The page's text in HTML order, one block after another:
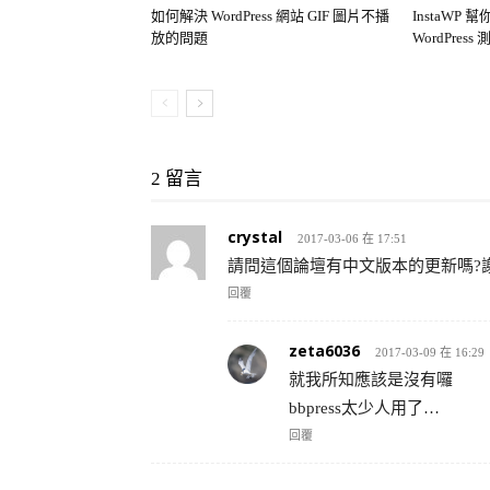
如何解決 WordPress 網站 GIF 圖片不播
放的問題
InstaWP 幫
WordPress
2 留言
crystal 2017-03-06 在 17:51
請問這個論壇有中文版本的更新嗎?
回覆
zeta6036 2017-03-09 在 16:29
就我所知應該是沒有囉
bbpress太少人用了…
回覆